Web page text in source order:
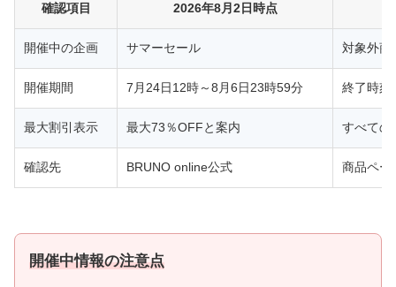
確認項目 2026年8月2日時点
開催中の企画 サマーセール 対象外商
開催期間 7月24日12時～8月6日23時59分 終了時刻
最大割引表示 最大73％OFFと案内 すべての
確認先 BRUNO online公式 商品ペー
開催中情報の注意点